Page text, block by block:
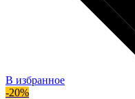
В избранное
-20%